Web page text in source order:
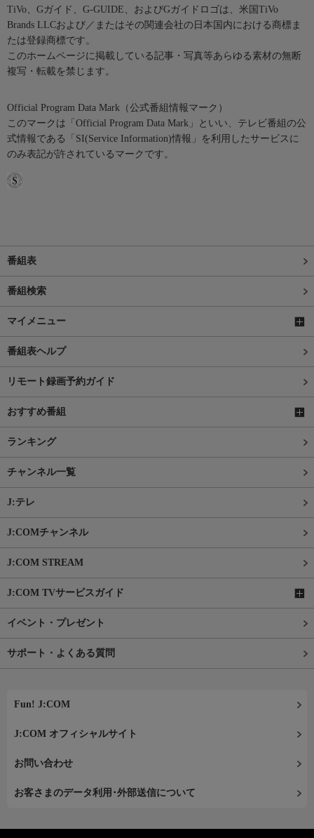
TiVo、Gガイド、G-GUIDE、およびGガイドロゴは、米国TiVo
Brands LLCおよび／またはその関連会社の日本国内における商標ま
たは登録商標です。
このホームページに掲載している記事・写真等あらゆる素材の無断
複写・転載を禁じます。
Official Program Data Mark（公式番組情報マーク）
このマークは「Official Program Data Mark」といい、テレビ番組の公
式情報である「SI(Service Information)情報」を利用したサービスに
のみ表記が許されているマークです。
番組表
番組検索
マイメニュー
番組表ヘルプ
リモート録画予約ガイド
おすすめ番組
ランキング
チャンネル一覧
J:テレ
J:COMチャンネル
J:COM STREAM
J:COM TVサービスガイド
イベント・プレゼント
サポート・よくある質問
Fun! J:COM
J:COM オフィシャルサイト
お問い合わせ
お客さまのデータ利用･外部送信について